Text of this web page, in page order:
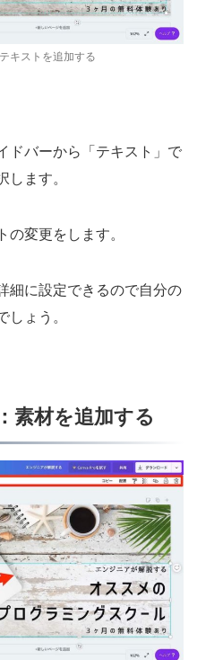
キストを追加する
ドバーから「テキスト」で
ます。
変更をします。
細に設定できるので自分の
ょう。
材を追加する